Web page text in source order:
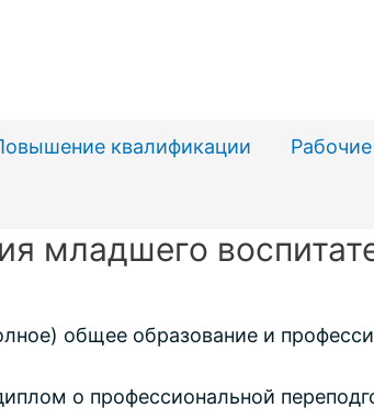
квалификации
младшего
общее образование и
о профессиональной